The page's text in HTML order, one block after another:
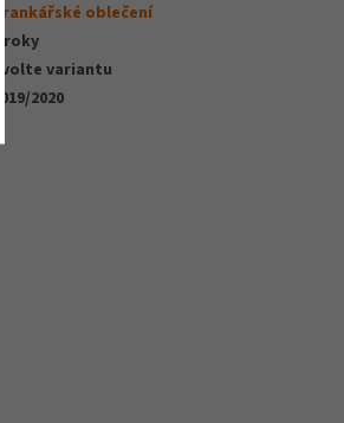
Brankářské oblečení
2 roky
Zvolte variantu
2019/2020